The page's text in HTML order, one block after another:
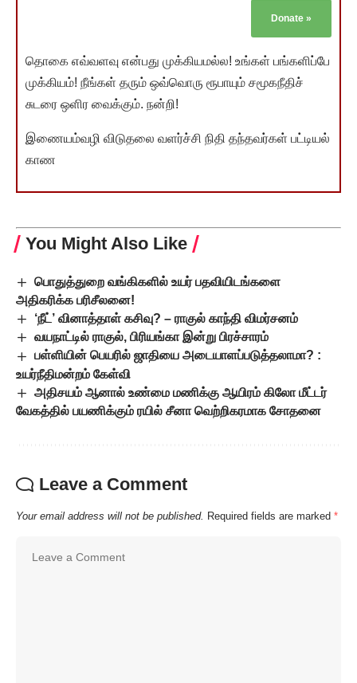
Donate »
தொகை எவ்வளவு என்பது முக்கியமல்ல! உங்கள் பங்களிப்பே
முக்கியம்! நீங்கள் தரும் ஒவ்வொரு ரூபாயும் சமூகநீதிச்
சுடரை ஒளிர வைக்கும். நன்றி!
இணையம்வழி விடுதலை வளர்ச்சி நிதி தந்தவர்கள் பட்டியல்
காண
You Might Also Like
பொதுத்துறை வங்கிகளில் உயர் பதவியிடங்களை
அதிகரிக்க பரிசீலனை!
‘நீட்’ வினாத்தாள் கசிவு? – ராகுல் காந்தி விமர்சனம்
வயநாட்டில் ராகுல், பிரியங்கா இன்று பிரச்சாரம்
பள்ளியின் பெயரில் ஜாதியை அடையாளப்படுத்தலாமா? :
உயர்நீதிமன்றம் கேள்வி
அதிசயம் ஆனால் உண்மை மணிக்கு ஆயிரம் கிலோ மீட்டர்
வேகத்தில் பயணிக்கும் ரயில் சீனா வெற்றிகரமாக சோதனை
Leave a Comment
Your email address will not be published. Required fields are marked *